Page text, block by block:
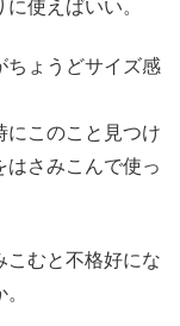
使えばいい。
ちょうどサイズ感
にこのこと見つけ
はさみこんで使っ
こむと不格好にな